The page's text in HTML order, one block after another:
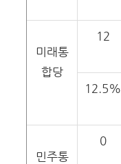
미래통
합당
12
12.5%
민주통
0